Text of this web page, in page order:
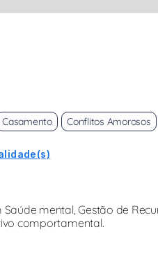
Casamento Conflitos Amorosos
mental, Gestão de
comportamental.